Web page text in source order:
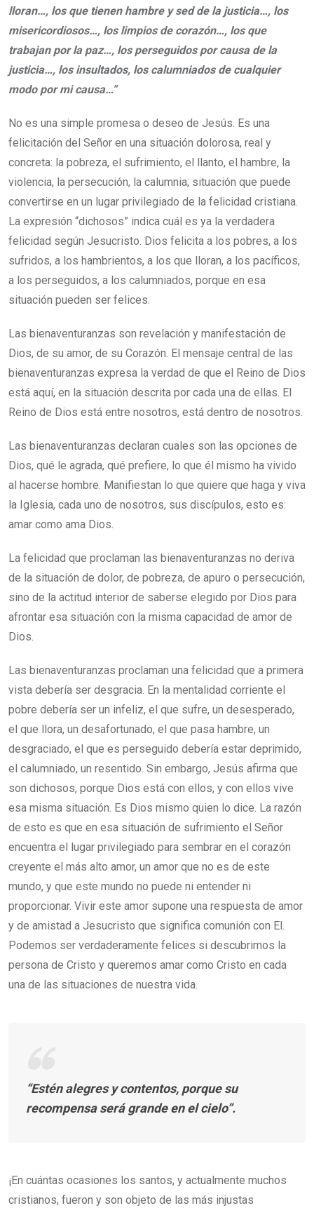
lloran…, los que tienen hambre y sed de la justicia…, los
misericordiosos…, los limpios de corazón…, los que
trabajan por la paz…, los perseguidos por causa de la
justicia…, los insultados, los calumniados de cualquier
modo por mi causa…”
No es una simple promesa o deseo de Jesús. Es una
felicitación del Señor en una situación dolorosa, real y
concreta: la pobreza, el sufrimiento, el llanto, el hambre, la
violencia, la persecución, la calumnia; situación que puede
convertirse en un lugar privilegiado de la felicidad cristiana.
La expresión “dichosos” indica cuál es ya la verdadera
felicidad según Jesucristo. Dios felicita a los pobres, a los
sufridos, a los hambrientos, a los que lloran, a los pacíficos,
a los perseguidos, a los calumniados, porque en esa
situación pueden ser felices.
Las bienaventuranzas son revelación y manifestación de
Dios, de su amor, de su Corazón. El mensaje central de las
bienaventuranzas expresa la verdad de que el Reino de Dios
está aquí, en la situación descrita por cada una de ellas. El
Reino de Dios está entre nosotros, está dentro de nosotros.
Las bienaventuranzas declaran cuales son las opciones de
Dios, qué le agrada, qué prefiere, lo que él mismo ha vivido
al hacerse hombre. Manifiestan lo que quiere que haga y viva
la Iglesia, cada uno de nosotros, sus discípulos, esto es:
amar como ama Dios.
La felicidad que proclaman las bienaventuranzas no deriva
de la situación de dolor, de pobreza, de apuro o persecución,
sino de la actitud interior de saberse elegido por Dios para
afrontar esa situación con la misma capacidad de amor de
Dios.
Las bienaventuranzas proclaman una felicidad que a primera
vista debería ser desgracia. En la mentalidad corriente el
pobre debería ser un infeliz, el que sufre, un desesperado,
el que llora, un desafortunado, el que pasa hambre, un
desgraciado, el que es perseguido debería estar deprimido,
el calumniado, un resentido. Sin embargo, Jesús afirma que
son dichosos, porque Dios está con ellos, y con ellos vive
esa misma situación. Es Dios mismo quien lo dice. La razón
de esto es que en esa situación de sufrimiento el Señor
encuentra el lugar privilegiado para sembrar en el corazón
creyente el más alto amor, un amor que no es de este
mundo, y que este mundo no puede ni entender ni
proporcionar. Vivir este amor supone una respuesta de amor
y de amistad a Jesucristo que significa comunión con El.
Podemos ser verdaderamente felices si descubrimos la
persona de Cristo y queremos amar como Cristo en cada
una de las situaciones de nuestra vida.
“Estén alegres y contentos, porque su
recompensa será grande en el cielo”.
¡En cuántas ocasiones los santos, y actualmente muchos
cristianos, fueron y son objeto de las más injustas